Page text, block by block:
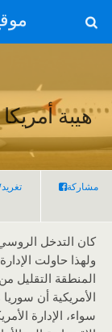
هيبة
مشاركة تغريد
كان التدخل
ولهذا حاولت
المنطقة التقليل
الأمريكية أن
سواء، الإدارة